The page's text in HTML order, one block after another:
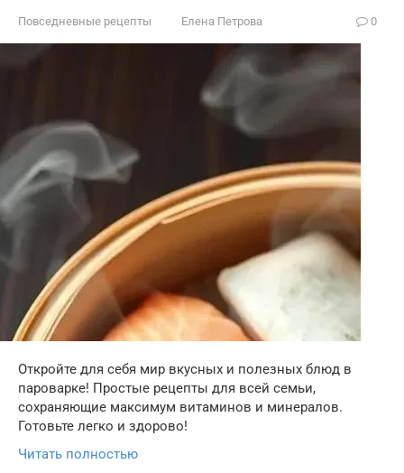
Повседневные рецепты Елена Петрова 0
Откройте для себя мир вкусных и полезных блюд в
пароварке! Простые рецепты для всей семьи,
сохраняющие максимум витаминов и минералов.
Готовьте легко и здорово!
Читать полностью